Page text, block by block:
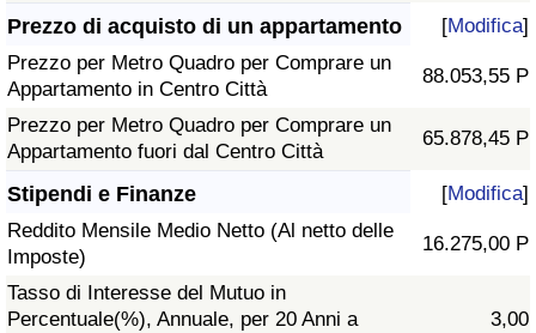
Prezzo di acquisto di un appartamento [Modifica]
Prezzo per Metro Quadro per Comprare un
Appartamento in Centro Città
88.053,55 P
Prezzo per Metro Quadro per Comprare un
Appartamento fuori dal Centro Città
65.878,45 P
Stipendi e Finanze [Modifica]
Reddito Mensile Medio Netto (Al netto delle
Imposte)
16.275,00 P
Tasso di Interesse del Mutuo in
Percentuale(%), Annuale, per 20 Anni a
3,00